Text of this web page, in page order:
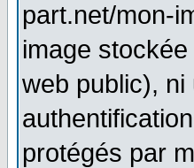
part.net/mon-
image
web public),
protégés par